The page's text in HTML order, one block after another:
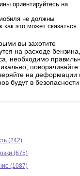
ориентируйтесь на
не должны
как это может сказаться
вы захотите
на расходе бензина,
необходимо
поворачивайте
на деформации
будут в безопасности
(242)
(675)
(1087)